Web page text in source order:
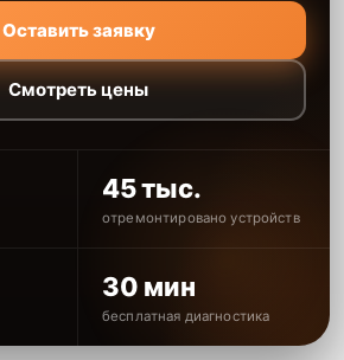
Оставить заявку
Смотреть цены
45 тыс.
отремонтировано устройств
30 мин
бесплатная диагностика